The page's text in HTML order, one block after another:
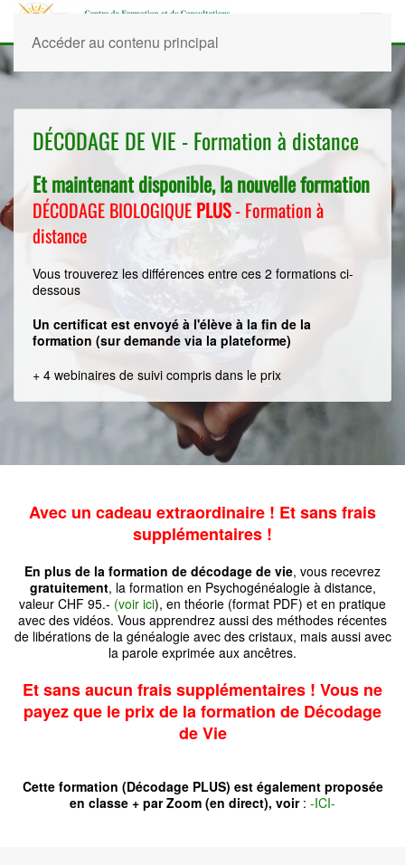
Accéder au contenu principal
DÉCODAGE DE VIE ​- Formation à distance
Et maintenant disponible, la nouvelle formation
DÉCODAGE BIOLOGIQUE PLUS- Formation à
distance
Vous trouverez les différences entre ces 2 formations ci-
dessous
Un certificat est envoyé à l'élève à la fin de la
formation (sur demande via la plateforme)
+ 4 webinaires de suivi compris dans le prix
Avec un cadeau extraordinaire ! Et sans frais
supplémentaires !
En plus de la formation de décodage de vie, vous recevrez
gratuitement, la formation en Psychogénéalogie à distance,
valeur CHF 95.- (voir ici), en théorie (format PDF) et en pratique
avec des vidéos. Vous apprendrez aussi des méthodes récentes
de libérations de la généalogie avec des cristaux, mais aussi avec
la parole exprimée aux ancêtres.
Et sans aucun frais supplémentaires ! Vous ne
payez que le prix de la formation de Décodage
de Vie
Cette formation (Décodage PLUS) est également proposée
en classe + par Zoom (en direct), voir: -ICI-